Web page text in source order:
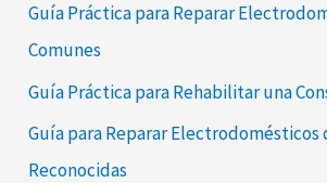
Guía Práctica para Reparar
Comunes
Guía Práctica para Rehabilitar una
Guía para Reparar Electrodomésticos
Reconocidas